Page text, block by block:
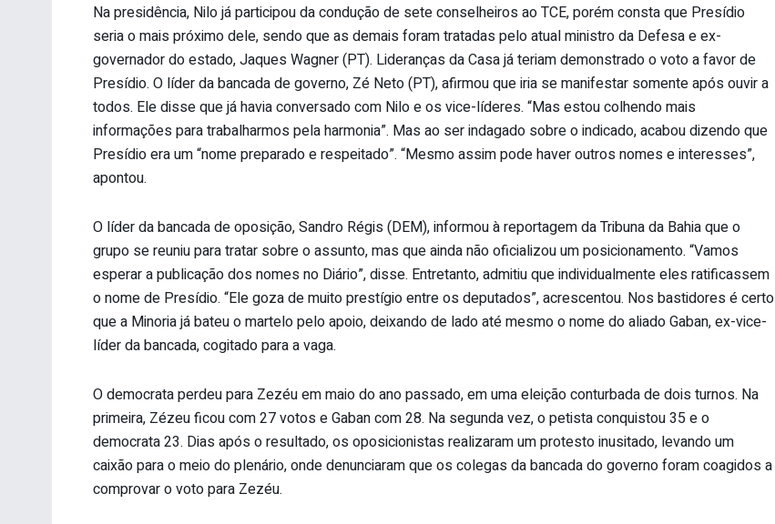
Na presidência, Nilo já participou da condução de sete conselheiros ao TCE, porém consta que Presídio
seria o mais próximo dele, sendo que as demais foram tratadas pelo atual ministro da Defesa e ex-
governador do estado, Jaques Wagner (PT). Lideranças da Casa já teriam demonstrado o voto a favor de
Presídio. O líder da bancada de governo, Zé Neto (PT), afirmou que iria se manifestar somente após ouvir a
todos. Ele disse que já havia conversado com Nilo e os vice-líderes. “Mas estou colhendo mais
informações para trabalharmos pela harmonia”. Mas ao ser indagado sobre o indicado, acabou dizendo que
Presídio era um “nome preparado e respeitado”. “Mesmo assim pode haver outros nomes e interesses”,
apontou.
O líder da bancada de oposição, Sandro Régis (DEM), informou à reportagem da Tribuna da Bahia que o
grupo se reuniu para tratar sobre o assunto, mas que ainda não oficializou um posicionamento. “Vamos
esperar a publicação dos nomes no Diário”, disse. Entretanto, admitiu que individualmente eles ratificassem
o nome de Presídio. “Ele goza de muito prestígio entre os deputados”, acrescentou. Nos bastidores é certo
que a Minoria já bateu o martelo pelo apoio, deixando de lado até mesmo o nome do aliado Gaban, ex-vice-
líder da bancada, cogitado para a vaga.
O democrata perdeu para Zezéu em maio do ano passado, em uma eleição conturbada de dois turnos. Na
primeira, Zézeu ficou com 27 votos e Gaban com 28. Na segunda vez, o petista conquistou 35 e o
democrata 23. Dias após o resultado, os oposicionistas realizaram um protesto inusitado, levando um
caixão para o meio do plenário, onde denunciaram que os colegas da bancada do governo foram coagidos a
comprovar o voto para Zezéu.